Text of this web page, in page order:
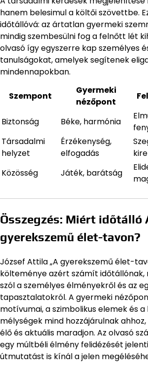
hanem belesimul a költői szövettbe.
időtállóvá: az ártatlan gyermeki
mindig szembesülni fog a felnőtt lét
olvasó így egyszerre kap személyes
tanulságokat, amelyek segítenek
mindennapokban.
Szempont
Gyermeki
nézőpont
Biztonság Béke, harmónia
Társadalmi
helyzet
Érzékenység,
elfogadás
Közösség
Játék, barátság
Összegzés: Miért időtálló
gyerekszemű élet-tavon?
József Attila „A gyerekszemű élet-
költeménye azért számít
szól a személyes élményekről és az
tapasztalatokról. A gyermeki
motívumai, a szimbolikus elemek és
mélységek mind hozzájárulnak
élő és aktuális maradjon. Az olvasó
egy múltbéli élmény felidézését
útmutatást is kínál a jelen